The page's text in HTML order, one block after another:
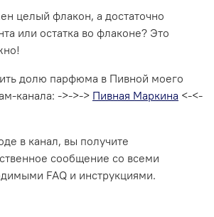
целый флакон, а достаточно
или остатка во флаконе? Это
долю парфюма в Пивной моего
канала: ->->-> Пивная Маркина <-<-
в канал, вы получите
сообщение со всеми
FAQ и инструкциями.